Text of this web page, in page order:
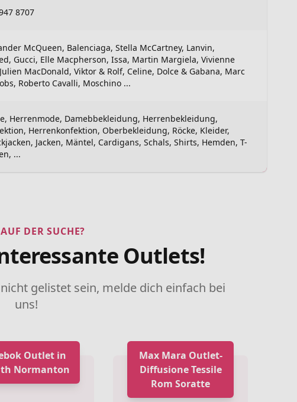
8707
McQueen, Balenciaga, Stella McCartney, Lanvin,
Gucci, Elle Macpherson, Issa, Martin Margiela, Vivienne
MacDonald, Viktor & Rolf, Celine, Dolce & Gabana, Marc
Roberto Cavalli, Moschino ...
Herrenmode, Damebbekleidung, Herrenbekleidung,
Herrenkonfektion, Oberbekleidung, Röcke, Kleider,
Jacken, Mäntel, Cardigans, Schals, Shirts, Hemden, T-
...
DER SUCHE?
Outlets!
gelistet sein, melde dich einfach bei
uns!
Outlet in
Normanton
Max Mara Outlet-
Diffusione Tessile
Rom Soratte